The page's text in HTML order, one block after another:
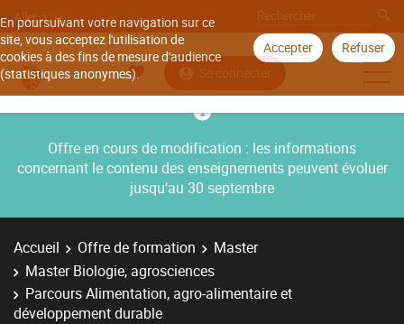
En poursuivant votre navigation sur ce
site, vous acceptez l'utilisation de
cookies à des fins de mesure d'audience
(statistiques anonymes).
Accepter Refuser
Aller à
Se connecter
Offre en cours de modification : les informations
concernant le contenu des enseignements peuvent évoluer
jusqu’au 30 septembre
Accueil Offre de formation
Master
Master Biologie, agrosciences
Parcours Alimentation, agro-alimentaire et
développement durable